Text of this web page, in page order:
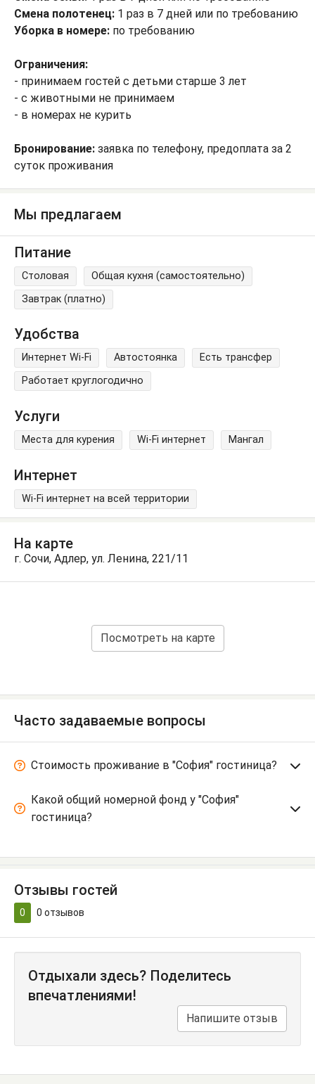
Смена полотенец: 1 раз в 7 дней или по требованию
Уборка в номере: по требованию
Ограничения:
- принимаем гостей с детьми старше 3 лет
- с животными не принимаем
- в номерах не курить
Бронирование: заявка по телефону, предоплата за 2
суток проживания
Мы предлагаем
Питание
Столовая
Общая кухня (самостоятельно)
Завтрак (платно)
Удобства
Интернет Wi-Fi Автостоянка
Есть трансфер
Работает круглогодично
Услуги
Места для курения Wi-Fi интернет Мангал
Интернет
Wi-Fi интернет на всей территории
На карте
г. Сочи, Адлер, ул. Ленина, 221/11
Посмотреть на карте
Часто задаваемые вопросы
Стоимость проживание в "София" гостиница?
Какой общий номерной фонд у "София"
гостиница?
Отзывы гостей
0 0 отзывов
Отдыхали здесь? Поделитесь
впечатлениями!
Напишите отзыв